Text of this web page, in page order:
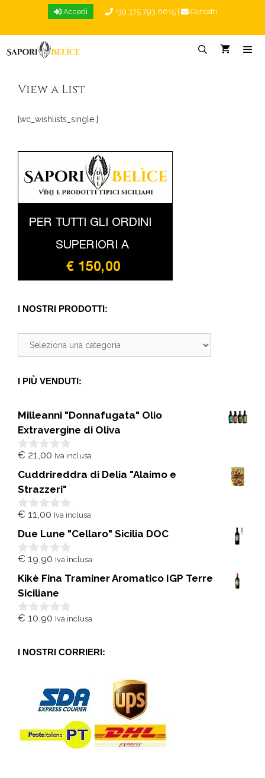
Accedi +39 375 793 6615 Contatti
View a List
[wc_wishlists_single ]
I NOSTRI PRODOTTI:
I PIÙ VENDUTI:
Milleanni "Donnafugata" Olio
Extravergine di Oliva
0
u
5
€ 21,00 Iva inclusa
Cuddrireddra di Delia "Alaimo e
Strazzeri"
0
u
5
€ 11,00 Iva inclusa
Due Lune "Cellaro" Sicilia DOC
0
u
5
€ 19,90 Iva inclusa
Kikè Fina Traminer Aromatico IGP Terre
Siciliane
0
5
€ 10,90 Iva inclusa
I NOSTRI CORRIERI: